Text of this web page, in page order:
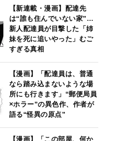
【新連載・漫画】配達先
は“誰も住んでいない家”…
新人配達員が目撃した「姉
妹を死に追いやった」むご
すぎる真相
【漫画】「配達員は、普通
なら踏み込まないような場
所にも行きます」“郵便局員
×ホラー”の異色作、作者が
語る“怪異の原点”
【漫画】「この部屋、何か